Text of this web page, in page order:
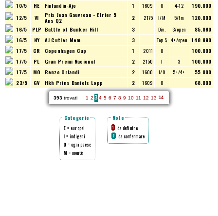
10/5
HE Finlandia-Ajo 1 1609 O 4-12
190.000
12/5
VI Prix Jean Gauvreau - Etrier 5
Ans Q2 2 2175 I/M 5/fm
120.000
16/5
PLP Battle of Bunker Hill 3 Div. 3/open
85.080
16/5
NY AJ Cutler Mem. 3 Top $ 4+/open
148.890
17/5
CR Copenhagen Cup 1 2011 O
100.000
17/5
PL Gran Premi Nacional 2 2150 I 3
100.000
17/5
MO Renzo Orlandi 2 1600 I/O 5+/4+
55.000
23/5
GV Hkh Prins Daniels Lopp 2 1609 O 68.000
393 trovati 1 2 34 5 6 7 8 9 10 11 12 13 14
Categorie
E = europei
I = indigeni
O = ogni paese
M = montè
Note
1 da definire
2 da confermare